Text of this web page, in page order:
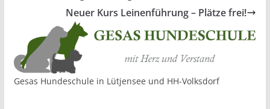
Neuer Kurs Leinenführung – Plätze frei!
Gesas Hundeschule in Lütjensee und HH-Volksdorf